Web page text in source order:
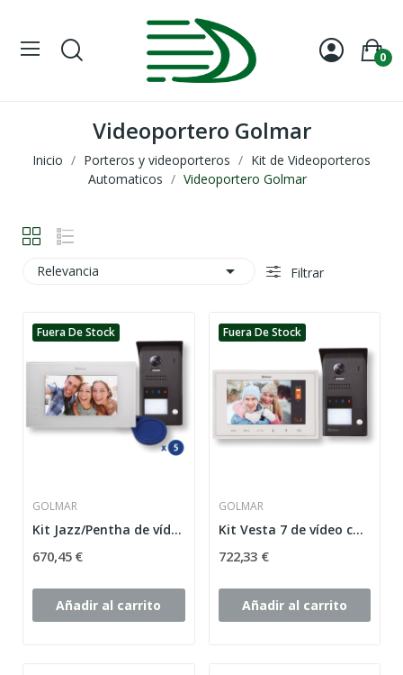
0
Videoportero Golmar
Inicio Porteros y videoporteros
Kit de Videoporteros
Automaticos
Videoportero Golmar
Relevancia  Filtrar
Fuera De Stock
GOLMAR
Kit Jazz/Pentha de vídeo color de 1 línea J5110
670,45 €
Añadir al carrito
Fuera De Stock
GOLMAR
Kit Vesta 7 de vídeo color de 1 línea J5110
722,33 €
Añadir al carrito